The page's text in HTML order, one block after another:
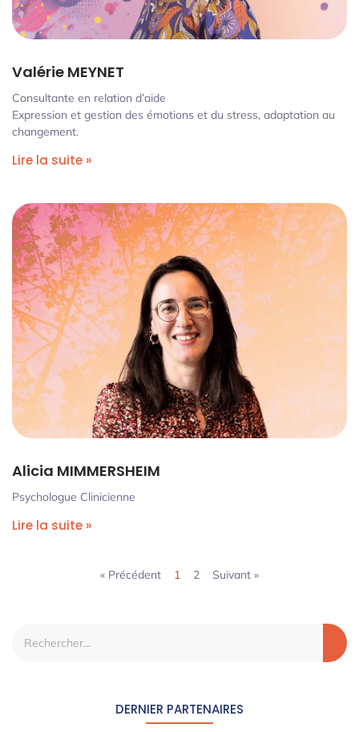
Valérie MEYNET
Consultante en relation d’aide
Expression et gestion des émotions et du stress, adaptation au
changement.
Lire la suite »
Alicia MIMMERSHEIM
Psychologue Clinicienne
Lire la suite »
« Précédent 1 2 Suivant »
DERNIER PARTENAIRES